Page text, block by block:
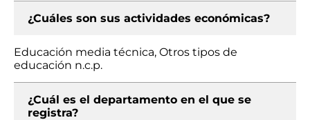
¿Cuáles son sus actividades económicas?
Educación media técnica, Otros tipos de
educación n.c.p.
¿Cuál es el departamento en el que se
registra?